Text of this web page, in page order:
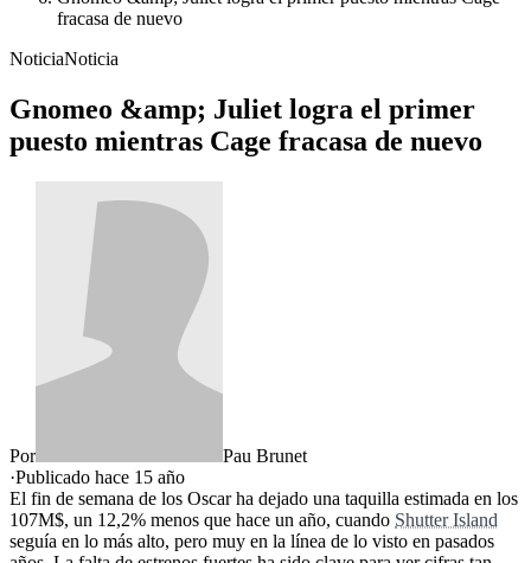
fracasa de nuevo
NoticiaNoticia
Gnomeo &amp; Juliet logra el primer
puesto mientras Cage fracasa de nuevo
Por
Pau Brunet
·Publicado hace 15 año
El fin de semana de los Oscar ha dejado una taquilla estimada en los
107M$, un 12,2% menos que hace un año, cuando Shutter Island
seguía en lo más alto, pero muy en la línea de lo visto en pasados